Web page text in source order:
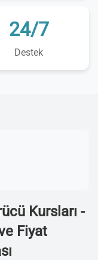
24/7
Destek
Kursları -
Fiyat